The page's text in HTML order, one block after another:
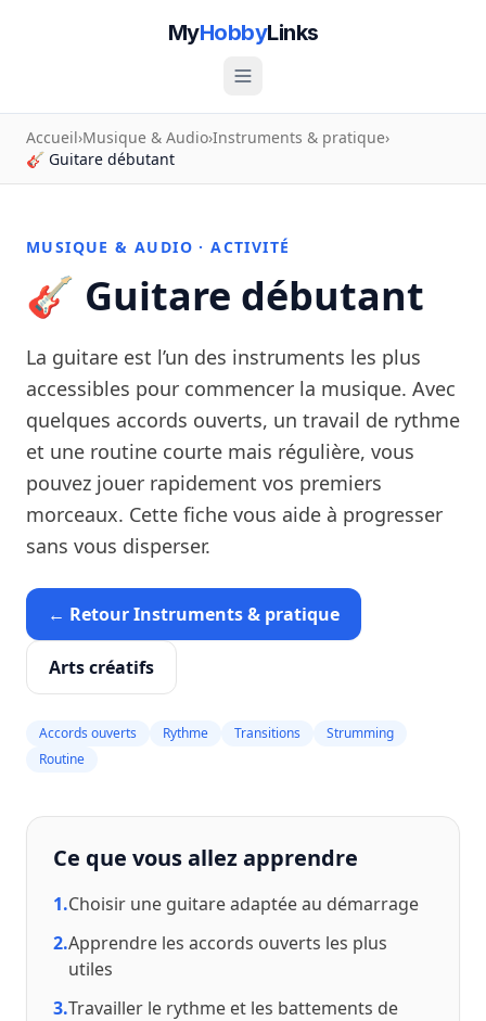
MyHobbyLinks
Accueil›Musique & Audio›Instruments & pratique›
🎸 Guitare débutant
MUSIQUE & AUDIO · ACTIVITÉ
🎸 Guitare débutant
La guitare est l’un des instruments les plus
accessibles pour commencer la musique. Avec
quelques accords ouverts, un travail de rythme
et une routine courte mais régulière, vous
pouvez jouer rapidement vos premiers
morceaux. Cette fiche vous aide à progresser
sans vous disperser.
← Retour Instruments & pratique
Arts créatifs
Accords ouverts Rythme Transitions
Strumming
Routine
Ce que vous allez apprendre
1.Choisir une guitare adaptée au démarrage
2.Apprendre les accords ouverts les plus
utiles
3.Travailler le rythme et les battements de